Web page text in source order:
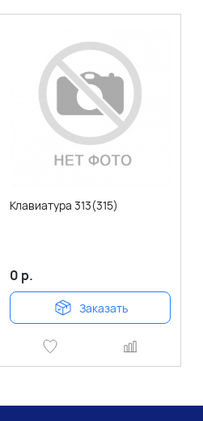
Клавиатура 313(315)
0 р.
Заказать